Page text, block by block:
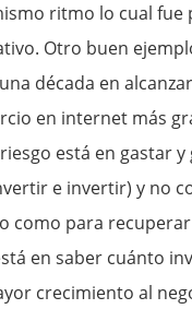
ritmo lo cual fue
Otro buen
década en
en internet más
está en gastar y
e invertir) y no
como para
en saber cuánto
crecimiento al